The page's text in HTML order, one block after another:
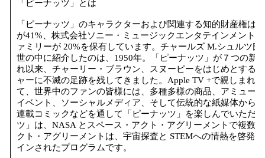
「ピーナッツ」とは
「ピーナッツ」のキャラクターおよび関連する知的財産権は
が41%、株式会社ソニー・ミュージックエンタテインメント
ァミリーが 20%を保有しています。チャールズ M.シュルツ
世の中に紹介したのは、1950年。「ピーナッツ」が７つの新
れ以来、チャーリー・ブラウン、スヌーピーをはじめとする
ャーに不滅の足跡を残してきました。Apple TV +で親しまれ
て、世界中のファンの皆様には、多種多様の商品、アミュー
イベント、ソーシャルメディア、そして伝統的な紙媒体から
連載コミックなどを通して「ピーナッツ」を楽しんでいただ
ツ」は、NASA とスペース・アクト・アグリーメントで複数
クト・アグリーメントは、宇宙探査と STEMへの情熱を啓発
インされたプログラムです。